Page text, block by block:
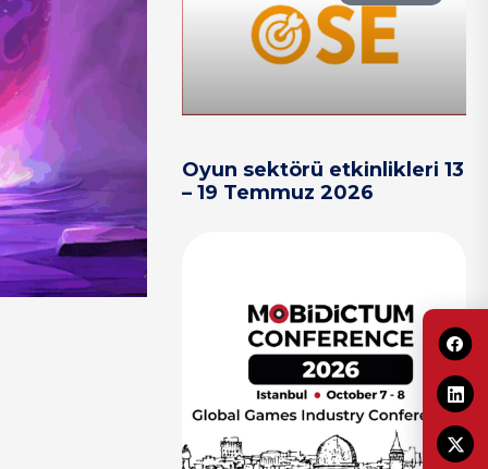
Oyun sektörü etkinlikleri 13
– 19 Temmuz 2026